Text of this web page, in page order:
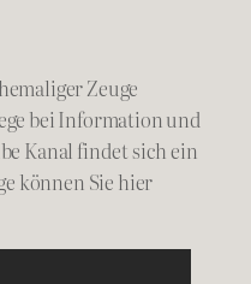
Zeuge
bei Information und
Kanal findet sich ein
können Sie hier